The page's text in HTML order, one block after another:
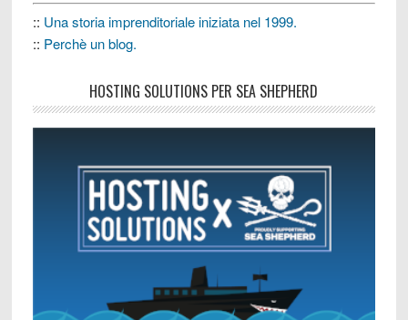
:: Una storia imprenditoriale iniziata nel 1999.
:: Perchè un blog.
HOSTING SOLUTIONS PER SEA SHEPHERD